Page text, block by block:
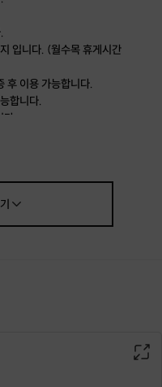
입니다. (월수목 휴게시간
후 이용 가능합니다.
합니다.
.